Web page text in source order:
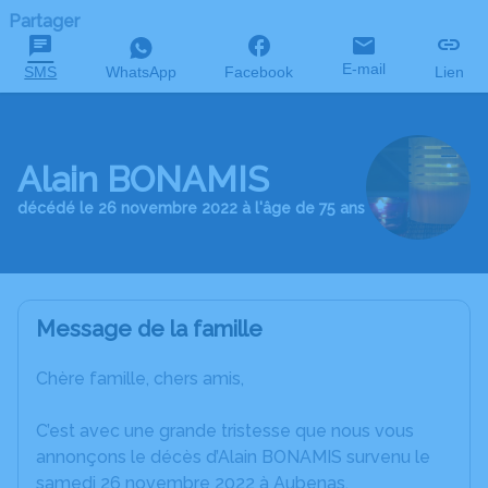
Partager
SMS WhatsApp Facebook E-mail Lien
Alain BONAMIS
décédé le 26 novembre 2022 à l'âge de 75 ans
Message de la famille
Chère famille, chers amis,
C’est avec une grande tristesse que nous vous
annonçons le décès d’Alain BONAMIS survenu le
samedi 26 novembre 2022 à Aubenas.